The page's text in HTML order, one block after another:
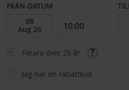
FRÅN-DATUM
Förare över 25 år
Jag har en rabattkod